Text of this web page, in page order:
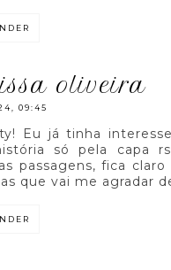
oliveira
09:45
Eu já tinha
só pela capa
passagens, fica
que vai me agradar